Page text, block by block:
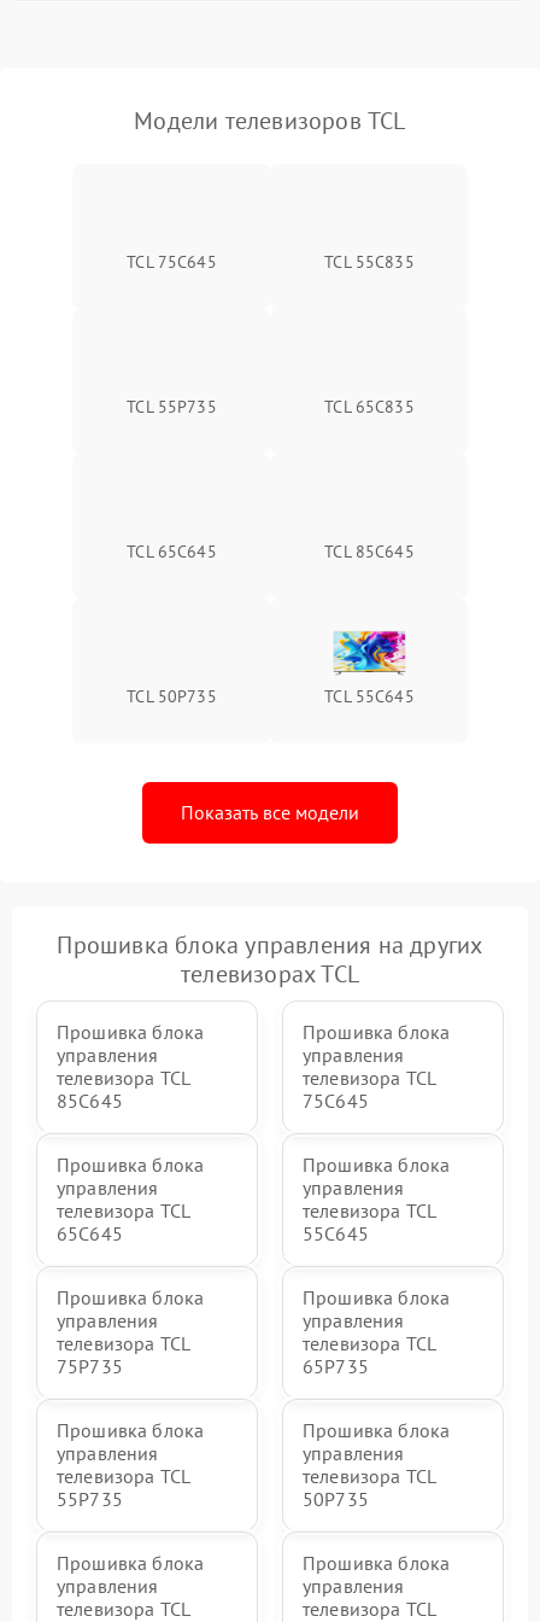
Модели телевизоров TCL
TCL 75C645 TCL 55C835
TCL 55P735 TCL 65C835
TCL 65C645 TCL 85C645
TCL 50P735 TCL 55C645
Показать все модели
Прошивка блока управления на других
телевизорах TCL
Прошивка блока
управления
телевизора TCL
85C645
Прошивка блока
управления
телевизора TCL
75C645
Прошивка блока
управления
телевизора TCL
65C645
Прошивка блока
управления
телевизора TCL
55C645
Прошивка блока
управления
телевизора TCL
75P735
Прошивка блока
управления
телевизора TCL
65P735
Прошивка блока
управления
телевизора TCL
55P735
Прошивка блока
управления
телевизора TCL
50P735
Прошивка блока
управления
телевизора TCL
Прошивка блока
управления
телевизора TCL